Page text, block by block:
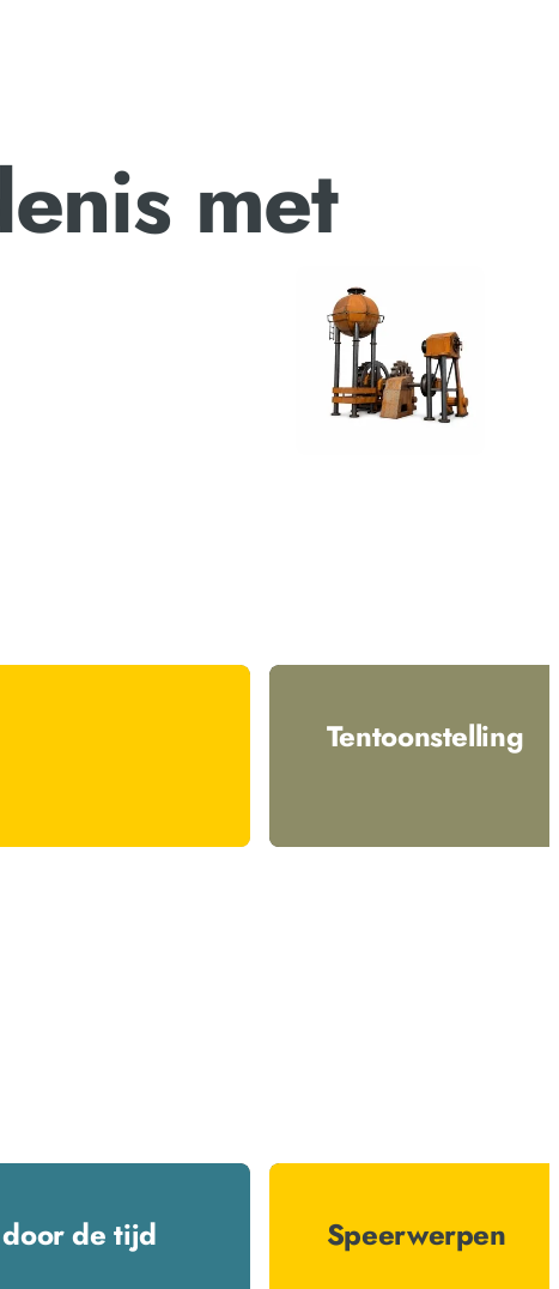
met
Tentoonstelling
de tijd Speerwerpen